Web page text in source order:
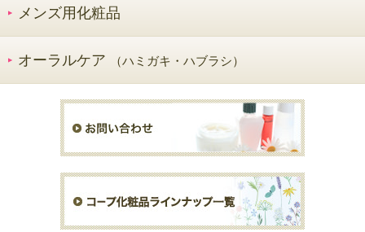
メンズ用化粧品
オーラルケア （ハミガキ・ハブラシ）